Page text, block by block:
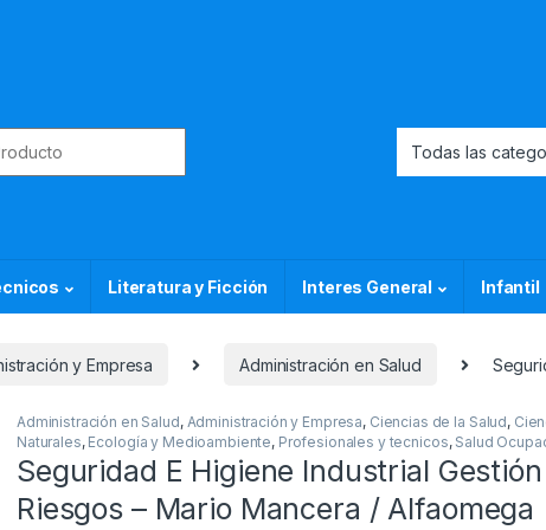
Literatura y Ficción Interes General Infantil
y Empresa Administración en Salud
Administración en Salud, Administración y Empresa, Ciencias de la Salud,
Naturales, Ecología y Medioambiente, Profesionales y tecnicos, Salud
Seguridad E Higiene Industrial
Riesgos – Mario Mancera / Alfaomega